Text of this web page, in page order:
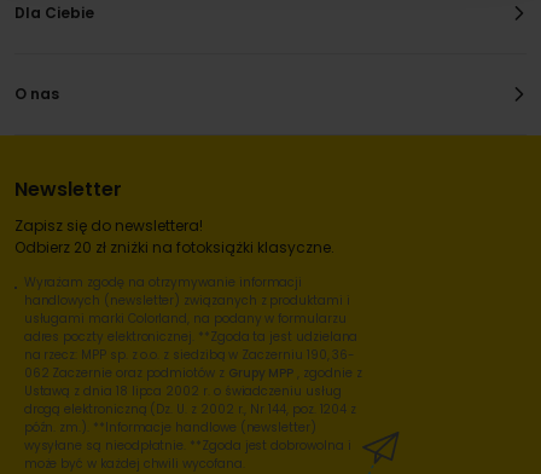
Dla Ciebie
O nas
Newsletter
Zapisz się do newslettera!
Odbierz 20 zł zniżki na fotoksiążki klasyczne.
Wyrażam zgodę na otrzymywanie informacji
handlowych (newsletter) związanych z produktami i
usługami marki Colorland, na podany w formularzu
adres poczty elektronicznej. **Zgoda ta jest udzielana
na rzecz: MPP sp. z o.o. z siedzibą w Zaczerniu 190, 36-
062 Zaczernie oraz podmiotów z Grupy MPP , zgodnie z
Ustawą z dnia 18 lipca 2002 r. o świadczeniu usług
drogą elektroniczną (Dz. U. z 2002 r., Nr 144, poz. 1204 z
późn. zm.). **Informacje handlowe (newsletter)
wysyłane są nieodpłatnie. **Zgoda jest dobrowolna i
może być w każdej chwili wycofana.